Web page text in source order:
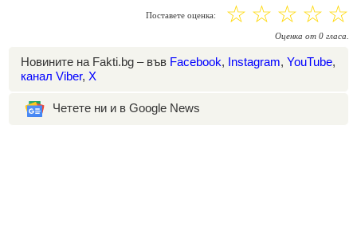
Поставете оценка: ☆
☆
☆
☆
☆
Оценка от 0 гласа.
Новините на Fakti.bg – във Facebook, Instagram, YouTube,
канал Viber, X
Четете ни и в Google News